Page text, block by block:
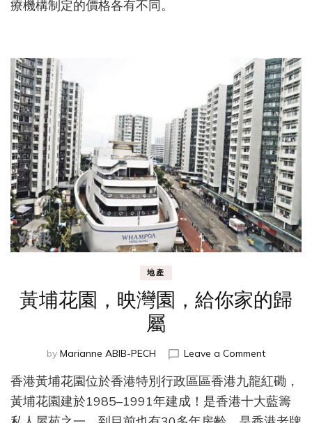
療機構制定的價格各有不同。
地產
黃埔花園，映灣園，給你家的歸
屬
by Marianne ABIB-PECH Leave a Commenton
埔
花
園，
香港黃埔花園位於香港特別行政區區香港九龍紅磡，
黃埔花園建於1985–1991年建成！是香港十大藍籌